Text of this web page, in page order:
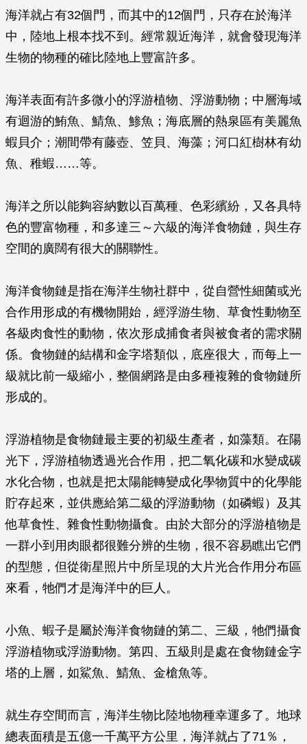
海洋就占有32個門，而其中的12個門，只存在於海洋
中，陸地上根本找不到。經常親近海洋，就會發現海洋
生物的物種的確比陸地上豐富許多。
海洋表面有許多微小的浮游植物、浮游動物；中層海域
有迴游的鮪魚、鯖魚、鯵魚；海底層的熱泉區有美麗魚
蝦貝介；潮間帶有藤壺、笠貝、海藻；河口紅樹林有幼
魚、稚蝦……等。
海洋之所以能夠容納數以百萬種、色彩繽紛，又各具特
色的豐富物種，和多達三～六級的海洋食物鏈，與生存
空間的廣闊有很大的關聯性。
海洋食物鏈是指在海洋生物社群中，從自營性細菌或光
合作用形成的有機物開始，經浮游生物、草食性動物至
各級肉食性的動物，依次形成捕食者與被食者的需求關
係。食物鏈的結構和金字塔類似，底座很大，而每上一
級就比前一級縮小，整個網路是由多種複雜的食物鏈所
形成的。
浮游植物是食物鏈最主要的初級生產者，如藻類。在陽
光下，浮游植物透過光合作用，把二氧化碳和水變成碳
水化合物，也就是把太陽能轉變成化學物質中的化學能
貯存起來，並供應給第二級的浮游動物（如磷蝦）及其
他草食性、雜食性動物攝食。由於大部分的浮游植物是
一群小到用肉眼都很難分辨的生物，很不容易瞧出它們
的型態，但從衛星照片中所呈現的大片光合作用分布區
來看，牠們才是海洋中的巨人。
小魚、蝦子是屬於海洋食物鏈的第二、三級，牠們攝食
浮游植物或浮游動物。第四、五級則是處在食物鏈金字
塔的上層，如鯊魚、鯖魚、金槍魚等。
就生存空間而言，海洋生物比陸地物種幸運多了。地球
總表面積是五億一千萬平方公里，海洋就占了71％，